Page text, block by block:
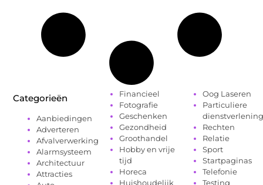
Categorieën
Aanbiedingen
Adverteren
Afvalverwerking
Alarmsysteem
Architectuur
Attracties
Financieel
Fotografie
Geschenken
Gezondheid
Groothandel
Hobby en vrije
tijd
Horeca
Huishoudelijk
Oog Laseren
Particuliere
dienstverlening
Rechten
Relatie
Sport
Startpaginas
Telefonie
Testing